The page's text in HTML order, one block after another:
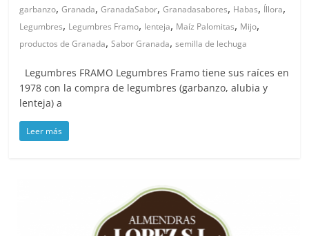
garbanzo,Granada,GranadaSabor,Granadasabores, Habas, Íllora,
Legumbres, Legumbres Framo, lenteja, Maíz Palomitas, Mijo,
productos de Granada,Sabor Granada,semilla de lechuga
Legumbres FRAMO Legumbres Framo tiene sus raíces en
1978 con la compra de legumbres (garbanzo, alubia y
lenteja) a
Leer más